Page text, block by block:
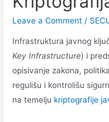
Leave a Comment /
Infrastruktura javnog
Key Infrastructure) i
opisivanje zakona,
regulišu i kontrolišu
na temelju kriptografije